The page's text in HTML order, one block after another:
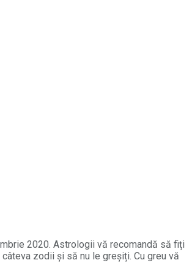
2020. Astrologii vă recomandă să fiți
zodii și să nu le greșiți. Cu greu vă